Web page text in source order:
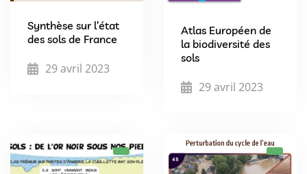
Synthèse sur l’état
des sols de France
29 avril 2023
Atlas Européen de
la biodiversité des
sols
29 avril 2023